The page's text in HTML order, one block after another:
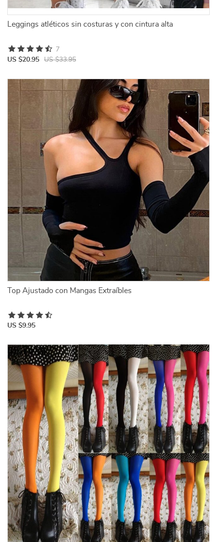
Leggings atléticos sin costuras y con cintura alta
US $20.95 US $33.95
7
Top Ajustado con Mangas Extraíbles
US $9.95